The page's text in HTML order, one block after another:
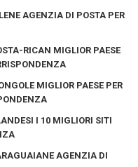
AGENZIA DI POSTA PER
RICAN MIGLIOR PAESE
MIGLIOR PAESE PER
I 10 MIGLIORI SITI
AGENZIA DI